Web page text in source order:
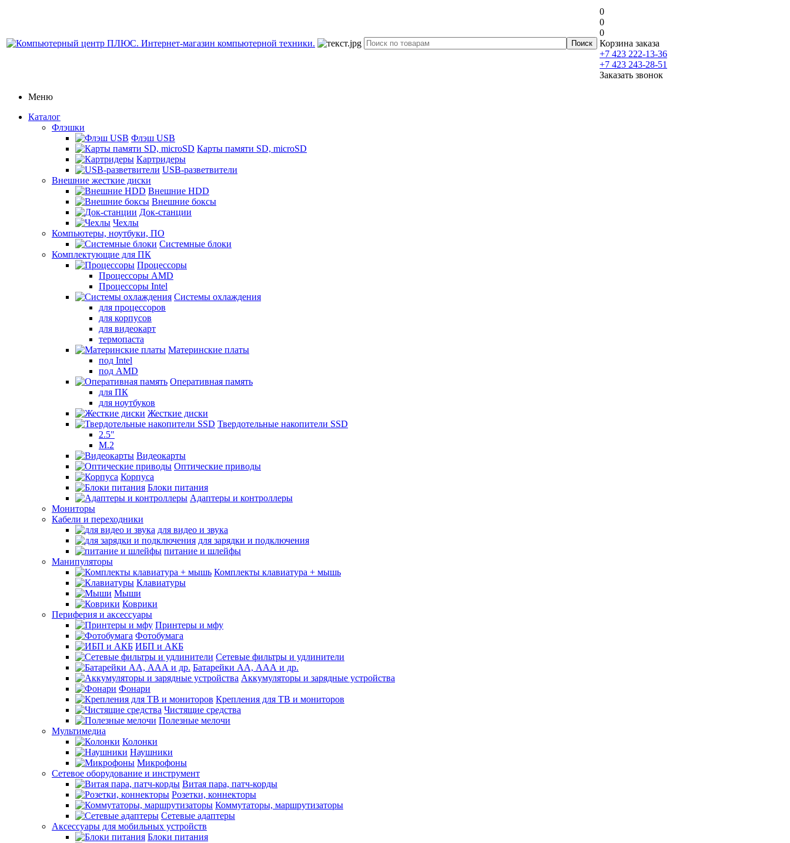
0
0
0
Корзина заказа
+7 423 222-13-36
+7 423 243-28-51
Заказать звонок
Меню
Каталог
Флэшки
Флэш USB
Карты памяти SD, microSD
Картридеры
USB-разветвители
Внешние жесткие диски
Внешние HDD
Внешние боксы
Док-станции
Чехлы
Компьютеры, ноутбуки, ПО
Системные блоки
Комплектующие для ПК
Процессоры
Процессоры AMD
Процессоры Intel
Системы охлаждения
для процессоров
для корпусов
для видеокарт
термопаста
Материнские платы
под Intel
под AMD
Оперативная память
для ПК
для ноутбуков
Жесткие диски
Твердотельные накопители SSD
2.5"
M.2
Видеокарты
Оптические приводы
Корпуса
Блоки питания
Адаптеры и контроллеры
Мониторы
Кабели и переходники
для видео и звука
для зарядки и подключения
питание и шлейфы
Манипуляторы
Комплекты клавиатура + мышь
Клавиатуры
Мыши
Коврики
Периферия и аксессуары
Принтеры и мфу
Фотобумага
ИБП и АКБ
Сетевые фильтры и удлинители
Батарейки АА, ААА и др.
Аккумуляторы и зарядные устройства
Фонари
Крепления для ТВ и мониторов
Чистящие средства
Полезные мелочи
Мультимедиа
Колонки
Наушники
Микрофоны
Сетевое оборудование и инструмент
Витая пара, патч-корды
Розетки, коннекторы
Коммутаторы, маршрутизаторы
Сетевые адаптеры
Аксессуары для мобильных устройств
Блоки питания